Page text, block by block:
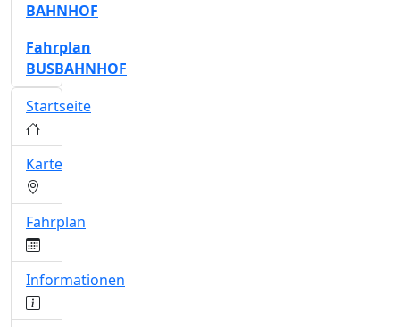
BAHNHOF
Fahrplan
BUSBAHNHOF
Startseite
Karte
Fahrplan
Informationen